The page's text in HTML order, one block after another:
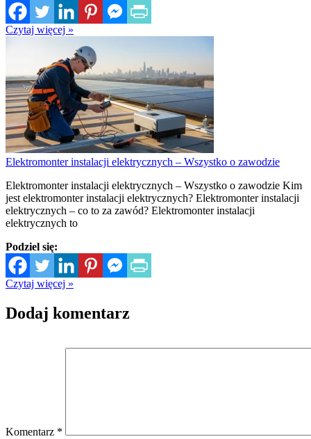
Czytaj więcej »
Elektromonter instalacji elektrycznych – Wszystko o zawodzie
Elektromonter instalacji elektrycznych – Wszystko o zawodzie Kim
jest elektromonter instalacji elektrycznych? Elektromonter instalacji
elektrycznych – co to za zawód? Elektromonter instalacji
elektrycznych to
Podziel się:
Czytaj więcej »
Dodaj komentarz
Komentarz *